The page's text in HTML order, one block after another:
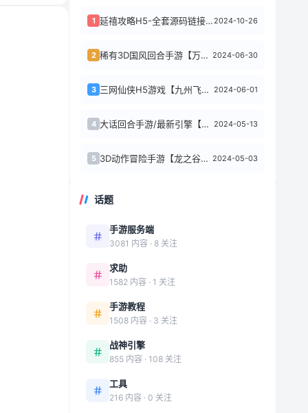
1 延禧攻略H5-全套源码链接失效了 刚付费查看内容 2024-10-26
2 稀有3D国风回合手游【万灵山海之镜修复版】+安卓苹果双端+GM授权后台+假人陪玩... 2024-06-30
3 三网仙侠H5游戏【九州飞凰录H5】+全套源码+GM授权后台+简易安卓APP+Li... 2024-06-01
4 大话回合手游/最新引擎【缥缈西游飞升版】+安卓苹果双端+管理后台+一键全自动搭建... 2024-05-13
5 3D动作冒险手游【龙之谷之符文龙】+安卓苹果双端+GM授权后台+Linux一键全... 2024-05-03
话题
手游服务端
3081 内容 · 8 关注
求助
1582 内容 · 1 关注
手游教程
1508 内容 · 3 关注
战神引擎
855 内容 · 108 关注
工具
216 内容 · 0 关注